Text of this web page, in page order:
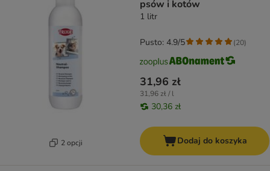
2 opcji
psów i kotów
1 litr
31,96 zł
31,96 zł / l
30,36 zł
Pusto: 4.9/5 (20)
Dodaj do koszyka